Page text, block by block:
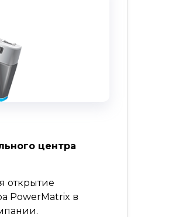
центра
открытие
PowerMatrix в